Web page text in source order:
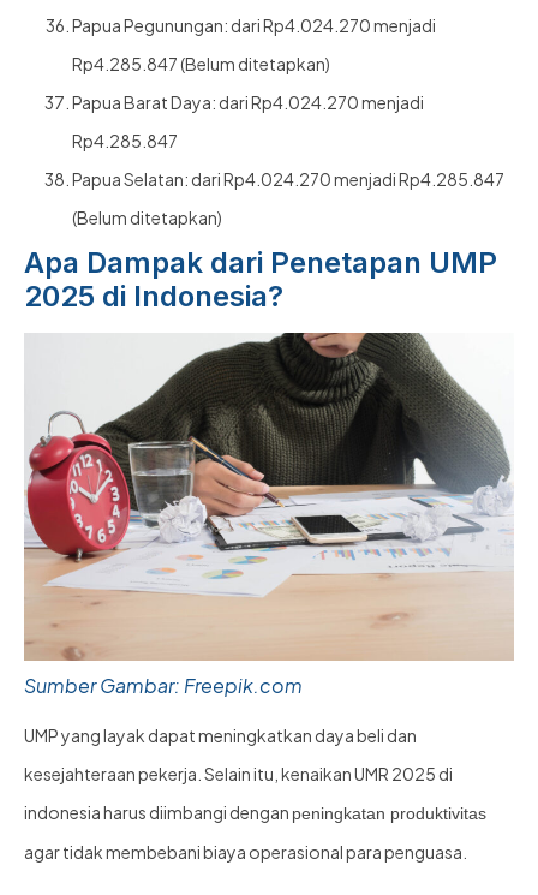
Papua Pegunungan: dari Rp4.024.270 menjadi
Rp4.285.847 (Belum ditetapkan)
Papua Barat Daya: dari Rp4.024.270 menjadi
Rp4.285.847
Papua Selatan: dari Rp4.024.270 menjadi Rp4.285.847
(Belum ditetapkan)
Apa Dampak dari Penetapan UMP
2025 di Indonesia?
Sumber Gambar: Freepik.com
UMP yang layak dapat meningkatkan daya beli dan
kesejahteraan pekerja. Selain itu, kenaikan UMR 2025 di
indonesia harus diimbangi dengan peningkatan produktivitas
agar tidak membebani biaya operasional para penguasa.